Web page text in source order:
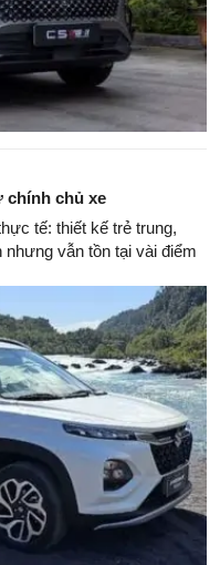
chính chủ xe
tế: thiết kế trẻ trung,
vẫn tồn tại vài điểm